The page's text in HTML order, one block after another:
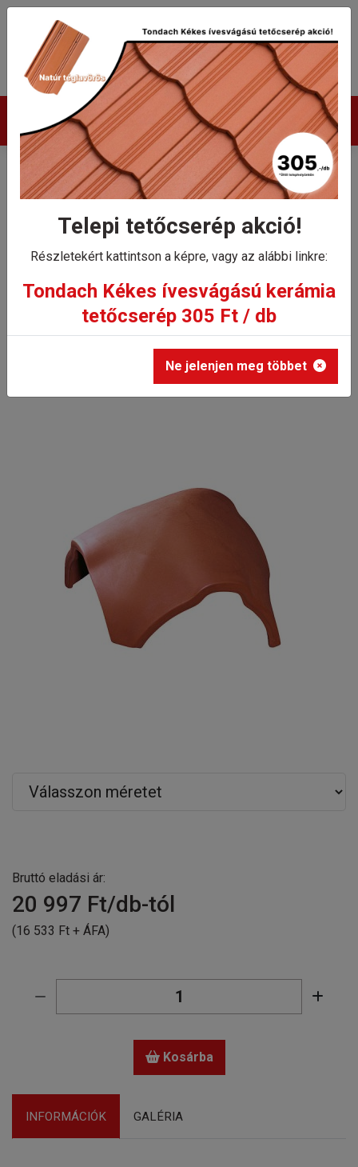
Termékek
Tondach Hódfarkú
félkörívesvágású (19x40)
hornyolt hármas
gerincelosztó elem 17 cm
Tondach Hódfarkú félkörívesvágású (19x40) hornyolt
hármas gerincelosztó elem 17 cm
Bruttó eladási ár:
20 997 Ft/db-tól
(16 533 Ft + ÁFA)
Kosárba
INFORMÁCIÓK GALÉRIA
Telepi tetőcserép akció!
Részletekért kattintson a képre, vagy az alábbi linkre:
Tondach Kékes ívesvágású kerámia
tetőcserép 305 Ft / db
Ne jelenjen meg többet